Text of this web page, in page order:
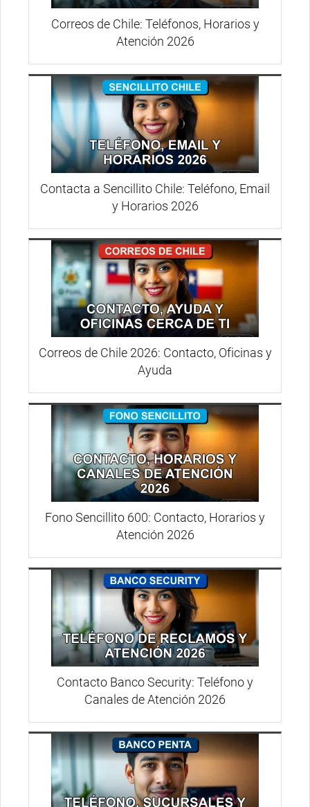
Correos de Chile: Teléfonos, Horarios y
Atención 2026
Contacta a Sencillito Chile: Teléfono, Email
y Horarios 2026
Correos de Chile 2026: Contacto, Oficinas y
Ayuda
Fono Sencillito 600: Contacto, Horarios y
Atención 2026
Contacto Banco Security: Teléfono y
Canales de Atención 2026